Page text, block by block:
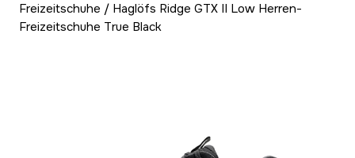
Freizeitschuhe / Haglöfs Ridge GTX II Low Herren-
Freizeitschuhe True Black